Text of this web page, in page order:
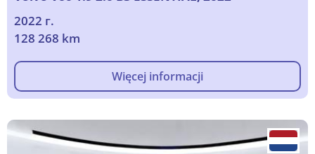
2022 г.
128 268 km
Więcej informacji